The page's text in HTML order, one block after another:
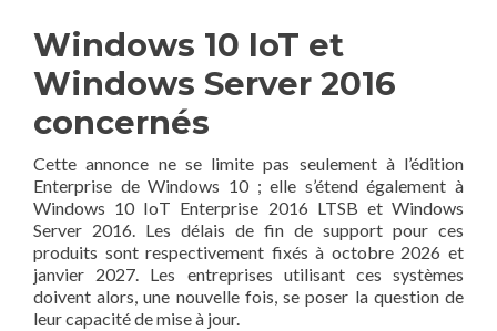
Windows 10 IoT et
Windows Server 2016
concernés
Cette annonce ne se limite pas seulement à l’édition
Enterprise de Windows 10 ; elle s’étend également à
Windows 10 IoT Enterprise 2016 LTSB et Windows
Server 2016. Les délais de fin de support pour ces
produits sont respectivement fixés à octobre 2026 et
janvier 2027. Les entreprises utilisant ces systèmes
doivent alors, une nouvelle fois, se poser la question de
leur capacité de mise à jour.